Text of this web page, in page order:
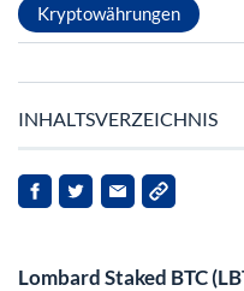
Kryptowährungen
INHALTSVERZEICHNIS
Lombard Staked BTC